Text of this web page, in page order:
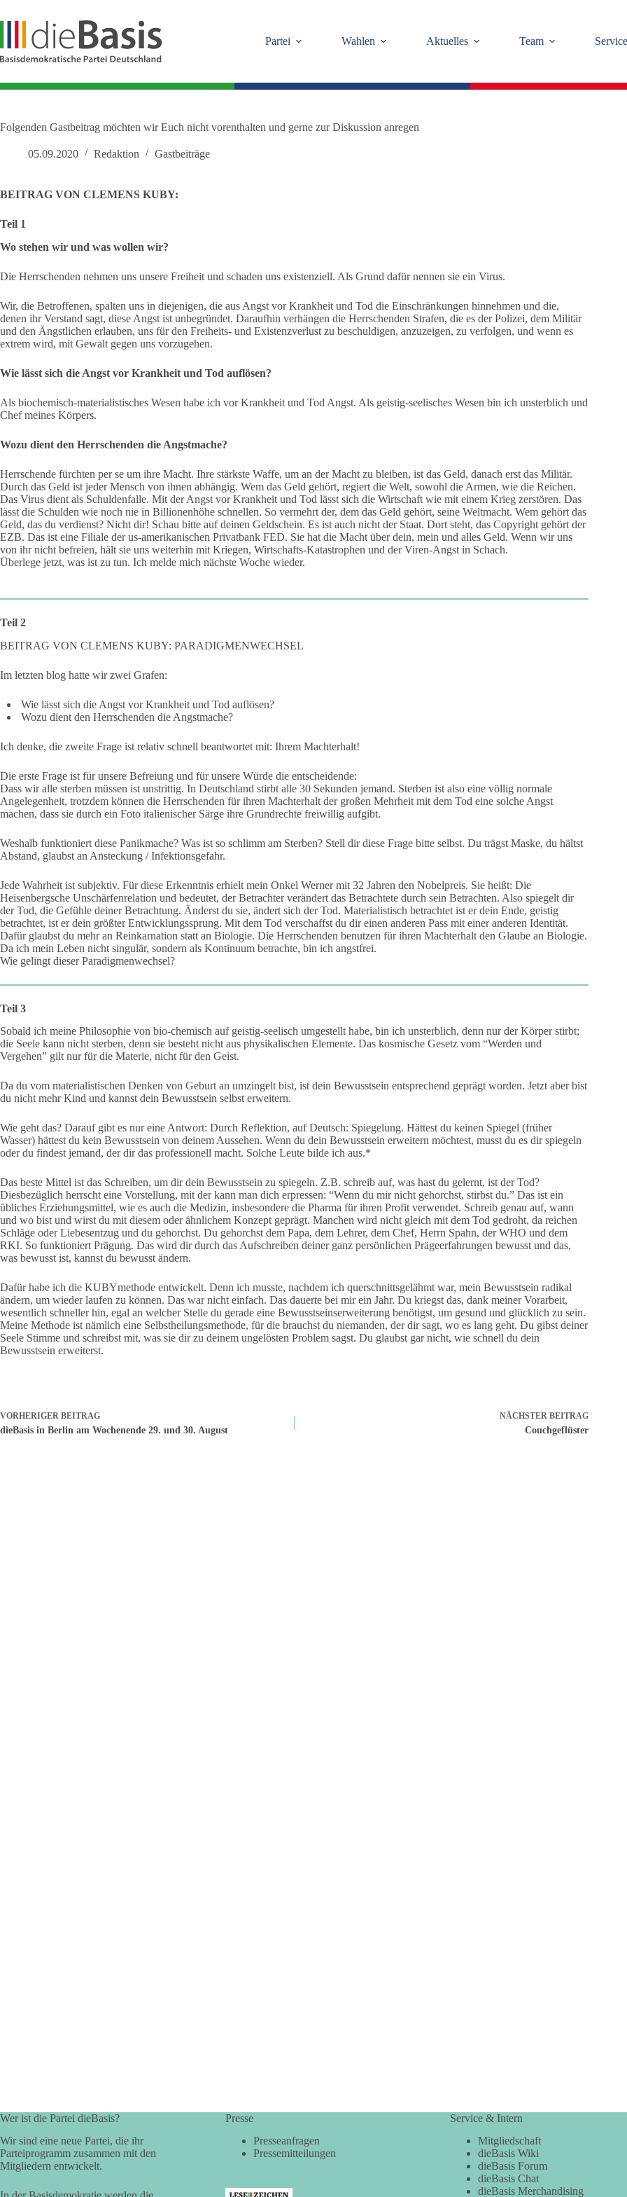
springen
Partei
Wahlen Aktuelles Team Service
Folgenden Gastbeitrag möchten wir Euch nicht vorenthalten und gerne zur Diskussion anregen
05.09.2020 Redaktion Gastbeiträge
BEITRAG VON CLEMENS KUBY:
Teil 1
Wo stehen wir und was wollen wir?
Die Herrschenden nehmen uns unsere Freiheit und schaden uns existenziell. Als Grund dafür nennen sie ein Virus.
Wir, die Betroffenen, spalten uns in diejenigen, die aus Angst vor Krankheit und Tod die Einschränkungen hinnehmen und die,
denen ihr Verstand sagt, diese Angst ist unbegründet. Daraufhin verhängen die Herrschenden Strafen, die es der Polizei, dem Militär
und den Ängstlichen erlauben, uns für den Freiheits- und Existenzverlust zu beschuldigen, anzuzeigen, zu verfolgen, und wenn es
extrem wird, mit Gewalt gegen uns vorzugehen.
Wie lässt sich die Angst vor Krankheit und Tod auflösen?
Als biochemisch-materialistisches Wesen habe ich vor Krankheit und Tod Angst. Als geistig-seelisches Wesen bin ich unsterblich und
Chef meines Körpers.
Wozu dient den Herrschenden die Angstmache?
Herrschende fürchten per se um ihre Macht. Ihre stärkste Waffe, um an der Macht zu bleiben, ist das Geld, danach erst das Militär.
Durch das Geld ist jeder Mensch von ihnen abhängig. Wem das Geld gehört, regiert die Welt, sowohl die Armen, wie die Reichen.
Das Virus dient als Schuldenfalle. Mit der Angst vor Krankheit und Tod lässt sich die Wirtschaft wie mit einem Krieg zerstören. Das
lässt die Schulden wie noch nie in Billionenhöhe schnellen. So vermehrt der, dem das Geld gehört, seine Weltmacht. Wem gehört das
Geld, das du verdienst? Nicht dir! Schau bitte auf deinen Geldschein. Es ist auch nicht der Staat. Dort steht, das Copyright gehört der
EZB. Das ist eine Filiale der us-amerikanischen Privatbank FED. Sie hat die Macht über dein, mein und alles Geld. Wenn wir uns
von ihr nicht befreien, hält sie uns weiterhin mit Kriegen, Wirtschafts-Katastrophen und der Viren-Angst in Schach.
Überlege jetzt, was ist zu tun. Ich melde mich nächste Woche wieder.
Teil 2
BEITRAG VON CLEMENS KUBY: PARADIGMENWECHSEL
Im letzten blog hatte wir zwei Grafen:
Wie lässt sich die Angst vor Krankheit und Tod auflösen?
Wozu dient den Herrschenden die Angstmache?
Ich denke, die zweite Frage ist relativ schnell beantwortet mit: Ihrem Machterhalt!
Die erste Frage ist für unsere Befreiung und für unsere Würde die entscheidende:
Dass wir alle sterben müssen ist unstrittig. In Deutschland stirbt alle 30 Sekunden jemand. Sterben ist also eine völlig normale
Angelegenheit, trotzdem können die Herrschenden für ihren Machterhalt der großen Mehrheit mit dem Tod eine solche Angst
machen, dass sie durch ein Foto italienischer Särge ihre Grundrechte freiwillig aufgibt.
Weshalb funktioniert diese Panikmache? Was ist so schlimm am Sterben? Stell dir diese Frage bitte selbst. Du trägst Maske, du hältst
Abstand, glaubst an Ansteckung / Infektionsgefahr.
Jede Wahrheit ist subjektiv. Für diese Erkenntnis erhielt mein Onkel Werner mit 32 Jahren den Nobelpreis. Sie heißt: Die
Heisenbergsche Unschärfenrelation und bedeutet, der Betrachter verändert das Betrachtete durch sein Betrachten. Also spiegelt dir
der Tod, die Gefühle deiner Betrachtung. Änderst du sie, ändert sich der Tod. Materialistisch betrachtet ist er dein Ende, geistig
betrachtet, ist er dein größter Entwicklungssprung. Mit dem Tod verschaffst du dir einen anderen Pass mit einer anderen Identität.
Dafür glaubst du mehr an Reinkarnation statt an Biologie. Die Herrschenden benutzen für ihren Machterhalt den Glaube an Biologie.
Da ich mein Leben nicht singulär, sondern als Kontinuum betrachte, bin ich angstfrei.
Wie gelingt dieser Paradigmenwechsel?
Teil 3
Sobald ich meine Philosophie von bio-chemisch auf geistig-seelisch umgestellt habe, bin ich unsterblich, denn nur der Körper stirbt;
die Seele kann nicht sterben, denn sie besteht nicht aus physikalischen Elemente. Das kosmische Gesetz vom “Werden und
Vergehen” gilt nur für die Materie, nicht für den Geist.
Da du vom materialistischen Denken von Geburt an umzingelt bist, ist dein Bewusstsein entsprechend geprägt worden. Jetzt aber bist
du nicht mehr Kind und kannst dein Bewusstsein selbst erweitern.
Wie geht das? Darauf gibt es nur eine Antwort: Durch Reflektion, auf Deutsch: Spiegelung. Hättest du keinen Spiegel (früher
Wasser) hättest du kein Bewusstsein von deinem Aussehen. Wenn du dein Bewusstsein erweitern möchtest, musst du es dir spiegeln
oder du findest jemand, der dir das professionell macht. Solche Leute bilde ich aus.*
Das beste Mittel ist das Schreiben, um dir dein Bewusstsein zu spiegeln. Z.B. schreib auf, was hast du gelernt, ist der Tod?
Diesbezüglich herrscht eine Vorstellung, mit der kann man dich erpressen: “Wenn du mir nicht gehorchst, stirbst du.” Das ist ein
übliches Erziehungsmittel, wie es auch die Medizin, insbesondere die Pharma für ihren Profit verwendet. Schreib genau auf, wann
und wo bist und wirst du mit diesem oder ähnlichem Konzept geprägt. Manchen wird nicht gleich mit dem Tod gedroht, da reichen
Schläge oder Liebesentzug und du gehorchst. Du gehorchst dem Papa, dem Lehrer, dem Chef, Herrn Spahn, der WHO und dem
RKI. So funktioniert Prägung. Das wird dir durch das Aufschreiben deiner ganz persönlichen Prägeerfahrungen bewusst und das,
was bewusst ist, kannst du bewusst ändern.
Dafür habe ich die KUBYmethode entwickelt. Denn ich musste, nachdem ich querschnittsgelähmt war, mein Bewusstsein radikal
ändern, um wieder laufen zu können. Das war nicht einfach. Das dauerte bei mir ein Jahr. Du kriegst das, dank meiner Vorarbeit,
wesentlich schneller hin, egal an welcher Stelle du gerade eine Bewusstseinserweiterung benötigst, um gesund und glücklich zu sein.
Meine Methode ist nämlich eine Selbstheilungsmethode, für die brauchst du niemanden, der dir sagt, wo es lang geht. Du gibst deiner
Seele Stimme und schreibst mit, was sie dir zu deinem ungelösten Problem sagst. Du glaubst gar nicht, wie schnell du dein
Bewusstsein erweiterst.
VORHERIGER BEITRAG
dieBasis in Berlin am Wochenende 29. und 30. August
NÄCHSTER BEITRAG
Couchgeflüster
Wer ist die Partei dieBasis?
Wir sind eine neue Partei, die ihr
Parteiprogramm zusammen mit den
Mitgliedern entwickelt.
Presse
Presseanfragen
Pressemitteilungen
Service & Intern
Mitgliedschaft
dieBasis Wiki
dieBasis Forum
dieBasis Chat
dieBasis Merchandising